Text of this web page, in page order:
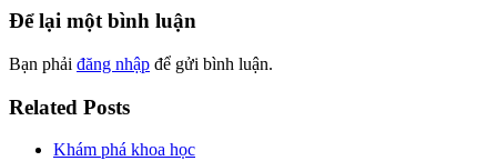
Để lại một bình luận
Bạn phải đăng nhập để gửi bình luận.
Related Posts
Khám phá khoa học